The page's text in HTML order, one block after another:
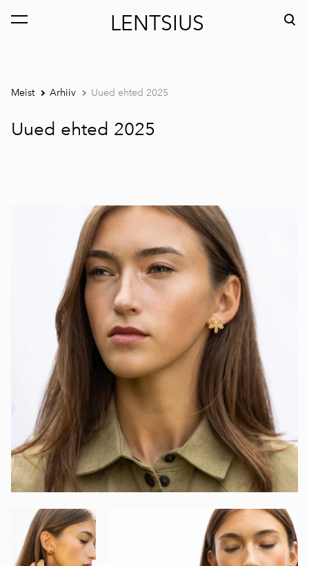
LENTSIUS
lisati ostukorvi. Vaata ostukorvi
Meist Arhiiv Uued ehted 2025
Uued ehted 2025